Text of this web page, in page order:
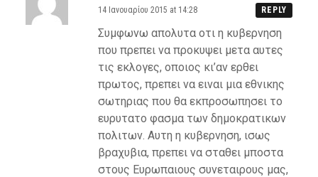
14 Ιανουαρίου 2015 at 14:28 REPLY
Συμφωνω απολυτα οτι η κυβερνηση
που πρεπει να προκυψει μετα αυτες
τις εκλογες, οποιος κι’αν ερθει
πρωτος, πρεπει να ειναι μια εθνικης
σωτηριας που θα εκπροσωπησει το
ευρυτατο φασμα των δημοκρατικων
πολιτων. Αυτη η κυβερνηση, ισως
βραχυβια, πρεπει να σταθει μποστα
στους Ευρωπαιους συνεταιρους μας,